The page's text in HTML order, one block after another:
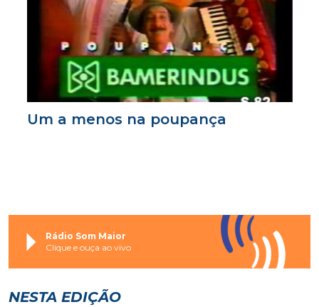
Um a menos na poupança
Rádio Som Maior
Clique e ouça ao vivo
NESTA EDIÇÃO